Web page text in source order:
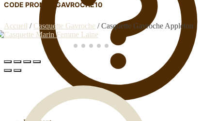
CODE PROMO : GAVROCHE10
Accueil / Casquette Gavroche /Casquette Gavroche Appleton